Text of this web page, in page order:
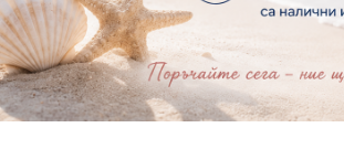
Елементи от бирен картон - Надписи на български
Елементи от бирен картон - Ъгли и орнаменти
Елементи от бирен картон - Сватба
Елементи от бирен картон - Училище, Дипломиране
Елементи от бирен картон - Бебшки и Детски